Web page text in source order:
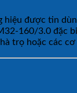
hiệu được tin
160/3.0 đặc
trọ hoặc các cơ